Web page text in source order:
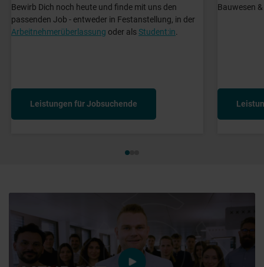
Bewirb Dich noch heute und finde mit uns den
passenden Job - entweder in Festanstellung, in der
Arbeitnehmerüberlassung oder alsStudent:in
Leistungen für Jobsuchende
Bauwesen